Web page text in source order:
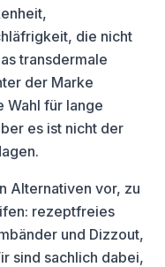
die nicht
transdermale
der Marke
Wahl für lange
es ist nicht der
Alternativen vor, zu
rezeptfreies
und Dizzout,
sind sachlich dabei,